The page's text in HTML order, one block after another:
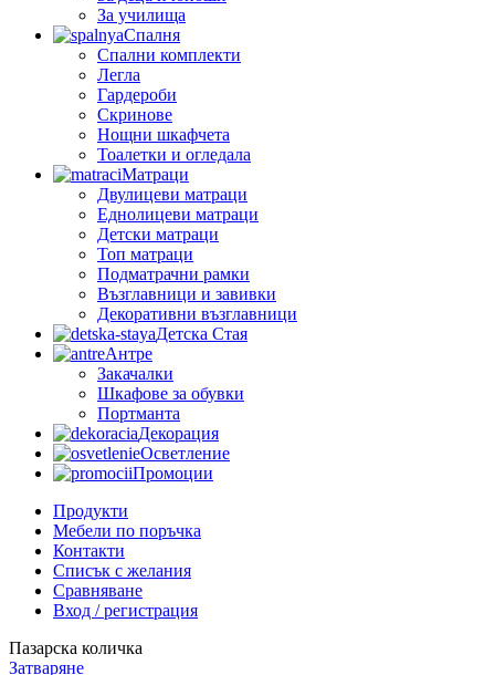
За училища
Спалня
Спални комплекти
Легла
Гардероби
Скринове
Нощни шкафчета
Тоалетки и огледала
Матраци
Двулицеви матраци
Еднолицеви матраци
Детски матраци
Топ матраци
Подматрачни рамки
Възглавници и завивки
Декоративни възглавници
Детска Стая
Антре
Закачалки
Шкафове за обувки
Портманта
Декорация
Осветление
Промоции
Продукти
Мебели по поръчка
Контакти
Списък с желания
Сравняване
Вход / регистрация
Пазарска количка
Затваряне